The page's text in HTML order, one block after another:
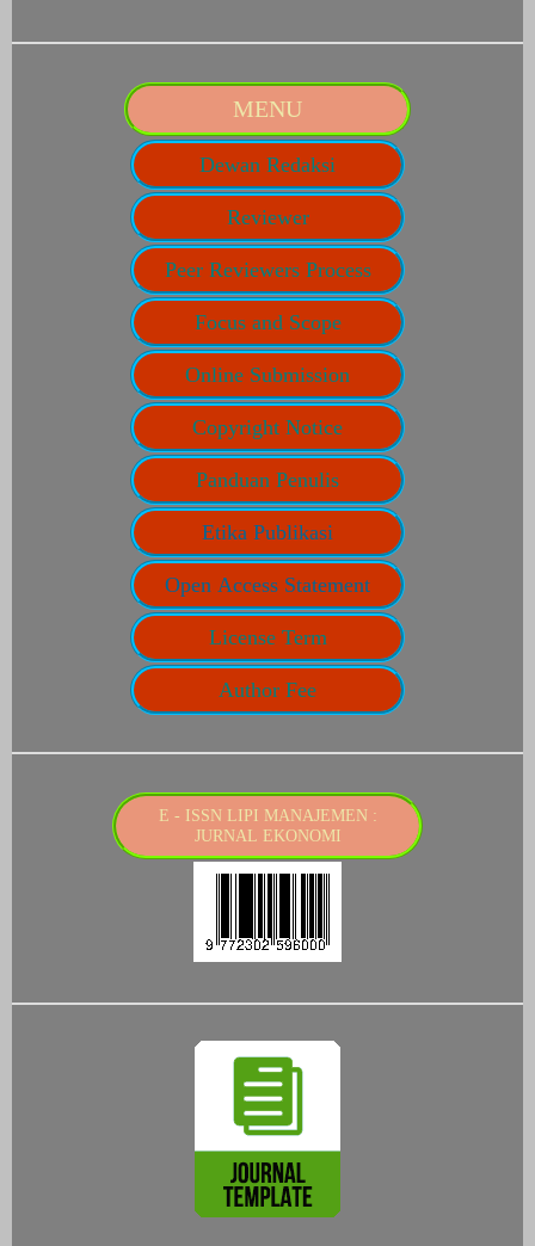
MENU
Dewan Redaksi
Reviewer
Peer Reviewers Process
Focus and Scope
Online Submission
Copyright Notice
Panduan Penulis
Etika Publikasi
Open Access Statement
License Term
Author Fee
E - ISSN LIPI MANAJEMEN :
JURNAL EKONOMI